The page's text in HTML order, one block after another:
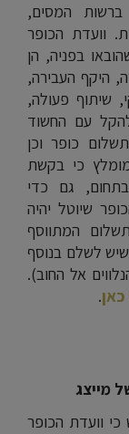
המסים,
וועדת הכופר
בפניה, הן
היקף העבירה,
שיתוף פעולה,
עם החשוד
כופר וכן
כי בקשת
גם כדי
שיוטל יהיה
המתווסף
לשלם בנוסף
אל החוב).
.
מייצג
כי וועדת הכופר